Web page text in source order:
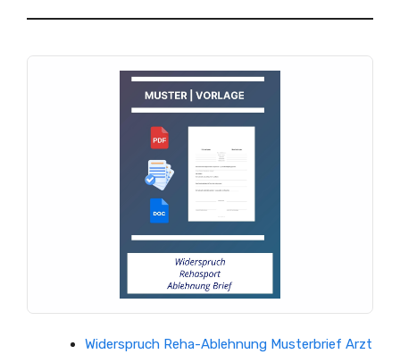
Widerspruch Reha-Ablehnung Musterbrief Arzt